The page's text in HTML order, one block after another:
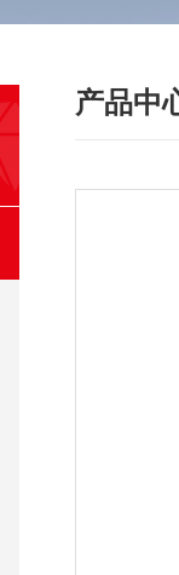
产品中